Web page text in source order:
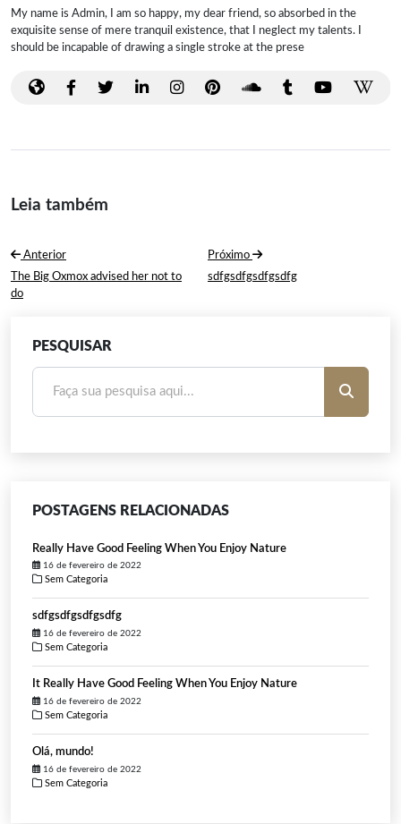
My name is Admin, I am so happy, my dear friend, so absorbed in the
exquisite sense of mere tranquil existence, that I neglect my talents. I
should be incapable of drawing a single stroke at the prese
Leia também
Navegação
de
Post
Anterior
Post
Anterior:
The Big Oxmox advised her not to
do
Próximo
Próximo
sdfgsdfgsdfgsdfg
PESQUISAR
POSTAGENS RELACIONADAS
Really Have Good Feeling When You Enjoy Nature
16 de fevereiro de 2022
Sem Categoria
sdfgsdfgsdfgsdfg
16 de fevereiro de 2022
Sem Categoria
It Really Have Good Feeling When You Enjoy Nature
16 de fevereiro de 2022
Sem Categoria
Olá, mundo!
16 de fevereiro de 2022
Sem Categoria